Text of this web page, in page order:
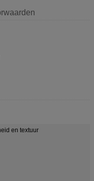
en textuur